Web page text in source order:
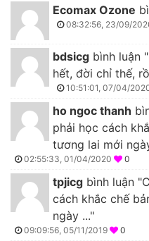
Ecomax Ozone
08:32:56, 23/09/
bdsicg bình luận
hết, đời chỉ thế,
10:51:01, 07/04/
ho ngoc thanh
phải học cách
tương lai mới
02:55:33, 01/04/2020 0
tpjicg bình luận
cách khắc chế
ngày ..."
09:09:56, 05/11/2019 0